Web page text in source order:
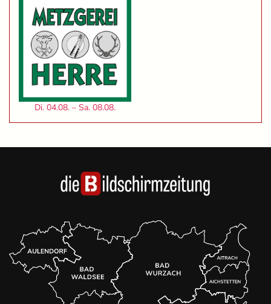
Di. 04.08. – Sa. 08.08.